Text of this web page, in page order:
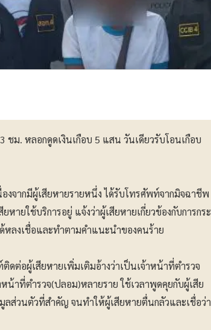
ม. หลอกดูดเงินเกือบ 5 แสน วันเดียวรับโอนเกือบ
งจากมีผู้เสียหายรายหนึ่ง ได้รับโทรศัพท์จากมิจฉาชีพ
ายใช้บริการอยู่ แจ้งว่าผู้เสียหายเกี่ยวข้องกับการกระ
หลงเชื่อและทำตามคำแนะนำของคนร้าย
ต่อผู้เสียหายเพิ่มเติมอ้างว่าเป็นเจ้าหน้าที่ตำรวจ
น้าที่ตำรวจ(ปลอม)หลายราย ใช้เวลาพูดคุยกับผู้เสีย
ลส่วนตัวที่สำคัญ จนทำให้ผู้เสียหายตื่นกลัวและเชื่อว่า